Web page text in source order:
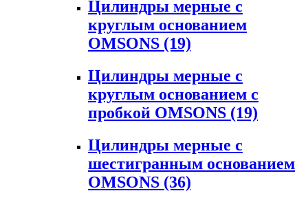
Цилиндры мерные с
круглым основанием
OMSONS (19)
Цилиндры мерные с
круглым основанием с
пробкой OMSONS (19)
Цилиндры мерные с
шестигранным основанием
OMSONS (36)